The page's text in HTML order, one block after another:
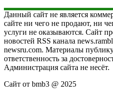
Данный сайт не является
сайте ни чего не продают, ни
услуги не оказываются. Сайт
новостей RSS канала
newsru.com. Материалы
ответственность за
Администрация сайта не несёт.
Сайт от bmb3 @ 2025